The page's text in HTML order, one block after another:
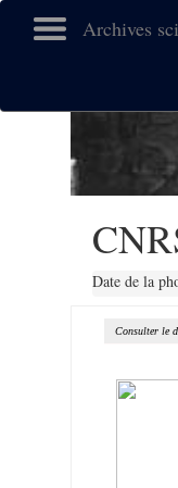
Archives
Date de la
Consulter le